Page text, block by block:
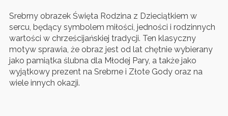
Srebrny obrazek Święta Rodzina z Dzieciątkiem w
sercu, będący symbolem miłości, jedności i rodzinnych
wartości w chrześcijańskiej tradycji. Ten klasyczny
motyw sprawia, że obraz jest od lat chętnie wybierany
jako pamiątka ślubna dla Młodej Pary, a także jako
wyjątkowy prezent na Srebrne i Złote Gody oraz na
wiele innych okazji.